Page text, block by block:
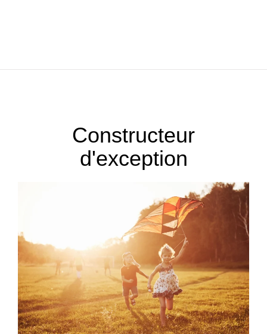
Constructeur
d'exception